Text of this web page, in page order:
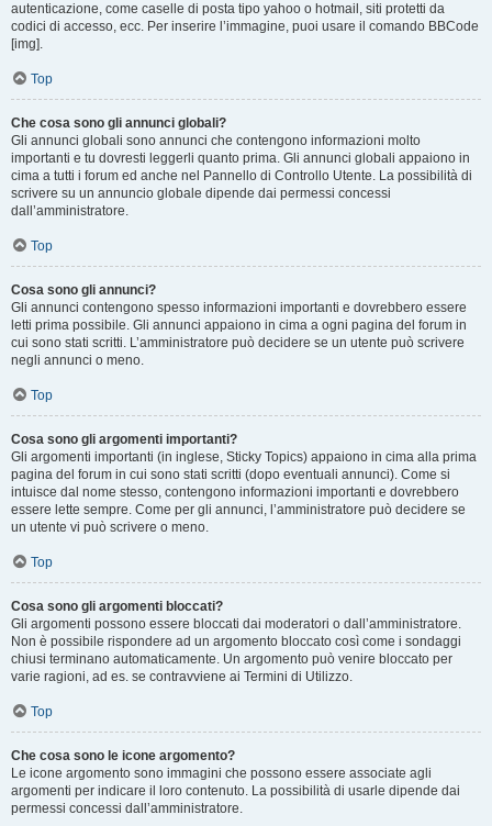
autenticazione, come caselle di posta tipo yahoo o hotmail, siti protetti da
codici di accesso, ecc. Per inserire l’immagine, puoi usare il comando BBCode
[img].
Top
Che cosa sono gli annunci globali?
Gli annunci globali sono annunci che contengono informazioni molto
importanti e tu dovresti leggerli quanto prima. Gli annunci globali appaiono in
cima a tutti i forum ed anche nel Pannello di Controllo Utente. La possibilità di
scrivere su un annuncio globale dipende dai permessi concessi
dall’amministratore.
Top
Cosa sono gli annunci?
Gli annunci contengono spesso informazioni importanti e dovrebbero essere
letti prima possibile. Gli annunci appaiono in cima a ogni pagina del forum in
cui sono stati scritti. L’amministratore può decidere se un utente può scrivere
negli annunci o meno.
Top
Cosa sono gli argomenti importanti?
Gli argomenti importanti (in inglese, Sticky Topics) appaiono in cima alla prima
pagina del forum in cui sono stati scritti (dopo eventuali annunci). Come si
intuisce dal nome stesso, contengono informazioni importanti e dovrebbero
essere lette sempre. Come per gli annunci, l’amministratore può decidere se
un utente vi può scrivere o meno.
Top
Cosa sono gli argomenti bloccati?
Gli argomenti possono essere bloccati dai moderatori o dall’amministratore.
Non è possibile rispondere ad un argomento bloccato così come i sondaggi
chiusi terminano automaticamente. Un argomento può venire bloccato per
varie ragioni, ad es. se contravviene ai Termini di Utilizzo.
Top
Che cosa sono le icone argomento?
Le icone argomento sono immagini che possono essere associate agli
argomenti per indicare il loro contenuto. La possibilità di usarle dipende dai
permessi concessi dall’amministratore.